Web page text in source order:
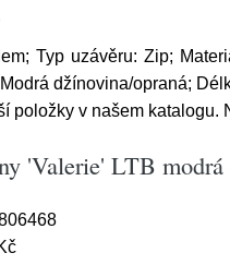
Typ uzávěru: Zip;
džínovina/opraná;
položky v našem
'Valerie' LTB